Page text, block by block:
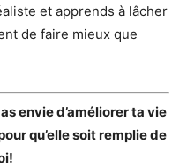
et apprends à lâcher
de faire mieux que
envie d’améliorer ta vie
qu’elle soit remplie de